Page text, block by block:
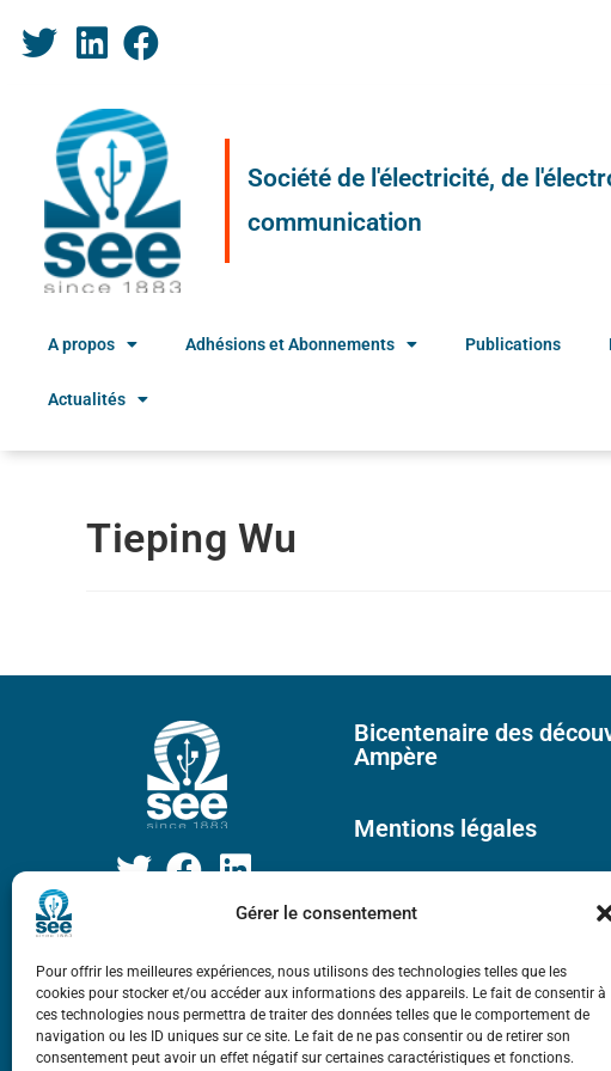
Gérer le consentement
Pour offrir les meilleures expériences, nous utilisons des technologies telles que les
cookies pour stocker et/ou accéder aux informations des appareils. Le fait de consentir à
ces technologies nous permettra de traiter des données telles que le comportement de
navigation ou les ID uniques sur ce site. Le fait de ne pas consentir ou de retirer son
consentement peut avoir un effet négatif sur certaines caractéristiques et fonctions.
Société de l'électricité, de
communication
A propos Adhésions et Abonnements Publications
Actualités
Tieping Wu
Bicentenaire des
Ampère
Mentions légales